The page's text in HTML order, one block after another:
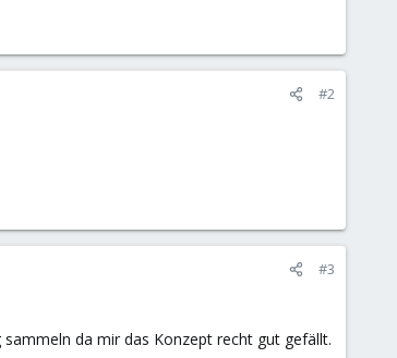
#2
#3
da mir das Konzept recht gut gefällt.